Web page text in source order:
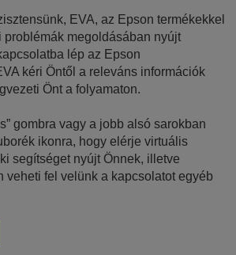
EVA, az Epson termékekkel
problémák megoldásában nyújt
lép az Epson
kéri Öntől a releváns információk
Önt a folyamaton.
gombra vagy a jobb alsó sarokban
ikonra, hogy elérje virtuális
segítséget nyújt Önnek, illetve
veheti fel velünk a kapcsolatot egyéb